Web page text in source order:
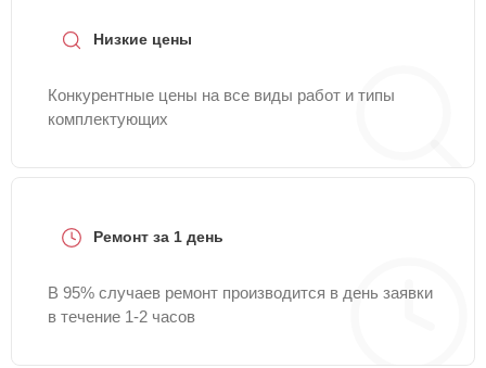
Низкие цены
Конкурентные цены на все виды работ и типы
комплектующих
Ремонт за 1 день
В 95% случаев ремонт производится в день заявки
в течение 1-2 часов